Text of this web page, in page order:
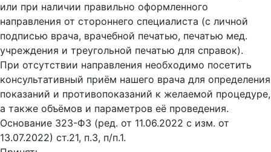
или при наличии правильно оформленного
направления от стороннего специалиста (с личной
подписью врача, врачебной печатью, печатью мед.
учреждения и треугольной печатью для справок).
При отсутствии направления необходимо посетить
консультативный приём нашего врача для определения
показаний и противопоказаний к желаемой процедуре,
а также объёмов и параметров её проведения.
Основание 323-ФЗ (ред. от 11.06.2022 с изм. от
13.07.2022) ст.21, п.3, п/п.1.